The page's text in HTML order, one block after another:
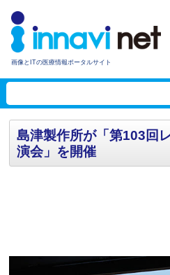
画像とITの医療情報ポータルサイト
島津製作所が「第103回
演会」を開催